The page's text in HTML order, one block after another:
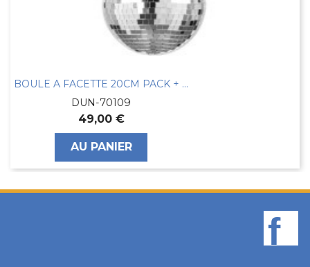
BOULE A FACETTE 20CM PACK + PROJ CHANGEUR...
DUN-70109
49,00 €
AU PANIER